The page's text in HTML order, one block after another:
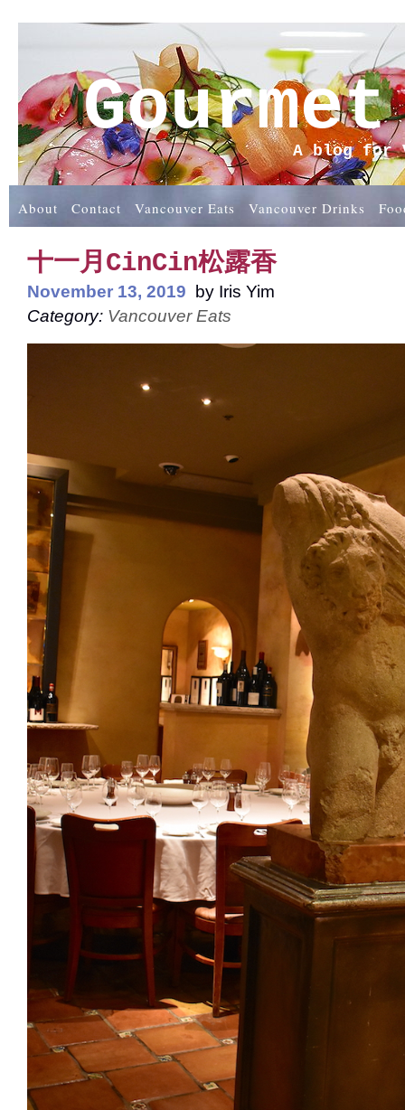
A blog for
About Contact Vancouver Eats Vancouver Drinks
十一月CinCin松露香
November 13, 2019 by Iris Yim
Category: Vancouver Eats